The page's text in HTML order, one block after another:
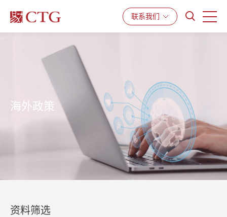
解决方案 资源中心
联系我们
海外政策
资料筛选